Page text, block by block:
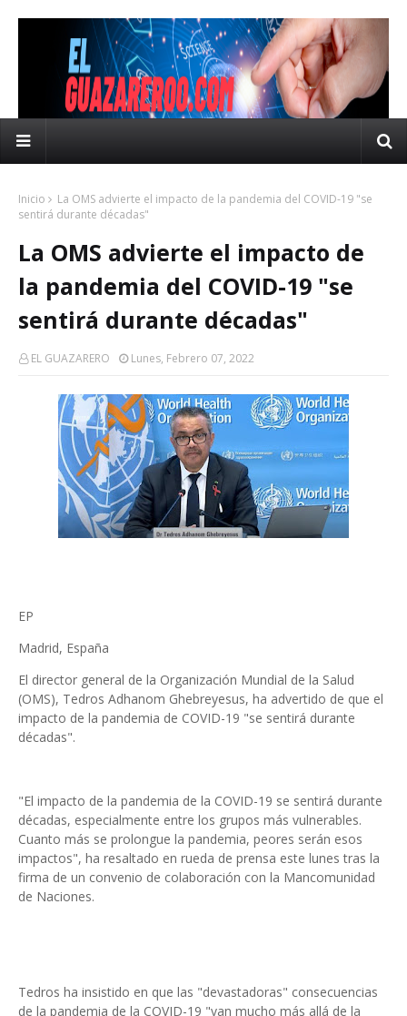
Inicio
La OMS advierte el impacto de la pandemia del COVID-19 "se
sentirá durante décadas"
La OMS advierte el impacto de
la pandemia del COVID-19 "se
sentirá durante décadas"
EL GUAZARERO Lunes, Febrero 07, 2022
EP
Madrid, España
El director general de la Organización Mundial de la Salud
(OMS), Tedros Adhanom Ghebreyesus, ha advertido de que el
impacto de la pandemia de COVID-19 "se sentirá durante
décadas".
"El impacto de la pandemia de la COVID-19 se sentirá durante
décadas, especialmente entre los grupos más vulnerables.
Cuanto más se prolongue la pandemia, peores serán esos
impactos", ha resaltado en rueda de prensa este lunes tras la
firma de un convenio de colaboración con la Mancomunidad
de Naciones.
Tedros ha insistido en que las "devastadoras" consecuencias
de la pandemia de la COVID-19 "van mucho más allá de la